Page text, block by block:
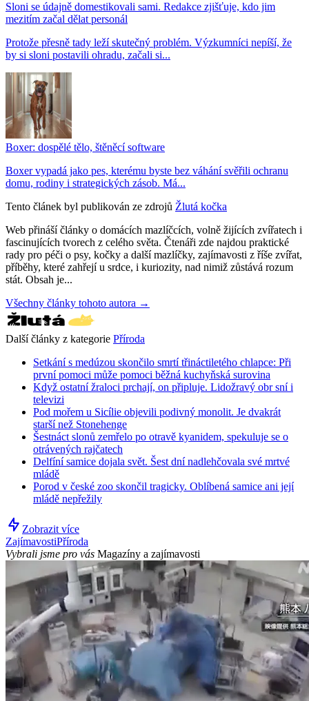
Sloni se údajně domestikovali sami. Redakce zjišťuje, kdo jim
mezitím začal dělat personál
Protože přesně tady leží skutečný problém. Výzkumníci nepíší, že
by si sloni postavili ohradu, začali si...
Boxer: dospělé tělo, štěněcí software
Boxer vypadá jako pes, kterému byste bez váhání svěřili ochranu
domu, rodiny i strategických zásob. Má...
Tento článek byl publikován ze zdrojů Žlutá kočka
Web přináší články o domácích mazlíčcích, volně žijících zvířatech i
fascinujících tvorech z celého světa. Čtenáři zde najdou praktické
rady pro péči o psy, kočky a další mazlíčky, zajímavosti z říše zvířat,
příběhy, které zahřejí u srdce, i kuriozity, nad nimiž zůstává rozum
stát. Obsah je...
Všechny články tohoto autora →
Další články z kategorie Příroda
Setkání s medúzou skončilo smrtí třináctiletého chlapce: Při
první pomoci může pomoci běžná kuchyňská surovina
Když ostatní žraloci prchají, on připluje. Lidožravý obr sní i
televizi
Pod mořem u Sicílie objevili podivný monolit. Je dvakrát
starší než Stonehenge
Šestnáct slonů zemřelo po otravě kyanidem, spekuluje se o
otrávených rajčatech
Delfíní samice dojala svět. Šest dní nadlehčovala své mrtvé
mládě
Porod v české zoo skončil tragicky. Oblíbená samice ani její
mládě nepřežily
Zobrazit více
ZajímavostiPříroda
Vybrali jsme pro vás Magazíny a zajímavosti